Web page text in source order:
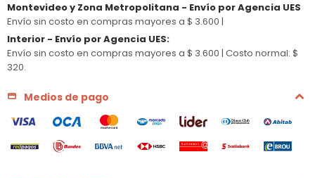
Montevideo y Zona Metropolitana - Envío por Agencia UES
Envío sin costo en compras mayores a $ 3.600 |
Interior - Envío por Agencia UES:
Envío sin costo en compras mayores a $ 3.600 | Costo normal: $
320.
Medios de pago